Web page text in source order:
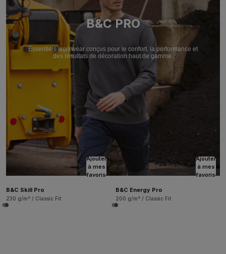
B&C PRO
Essentiels workwear conçus pour le confort, la performance et
des résultats de décoration haut de gamme.
Ajouter
à mes
favoris
B&C Skill Pro
230 g/m² / Classic Fit
Ajouter
à mes
favoris
B&C Energy Pro
200 g/m² / Classic Fit